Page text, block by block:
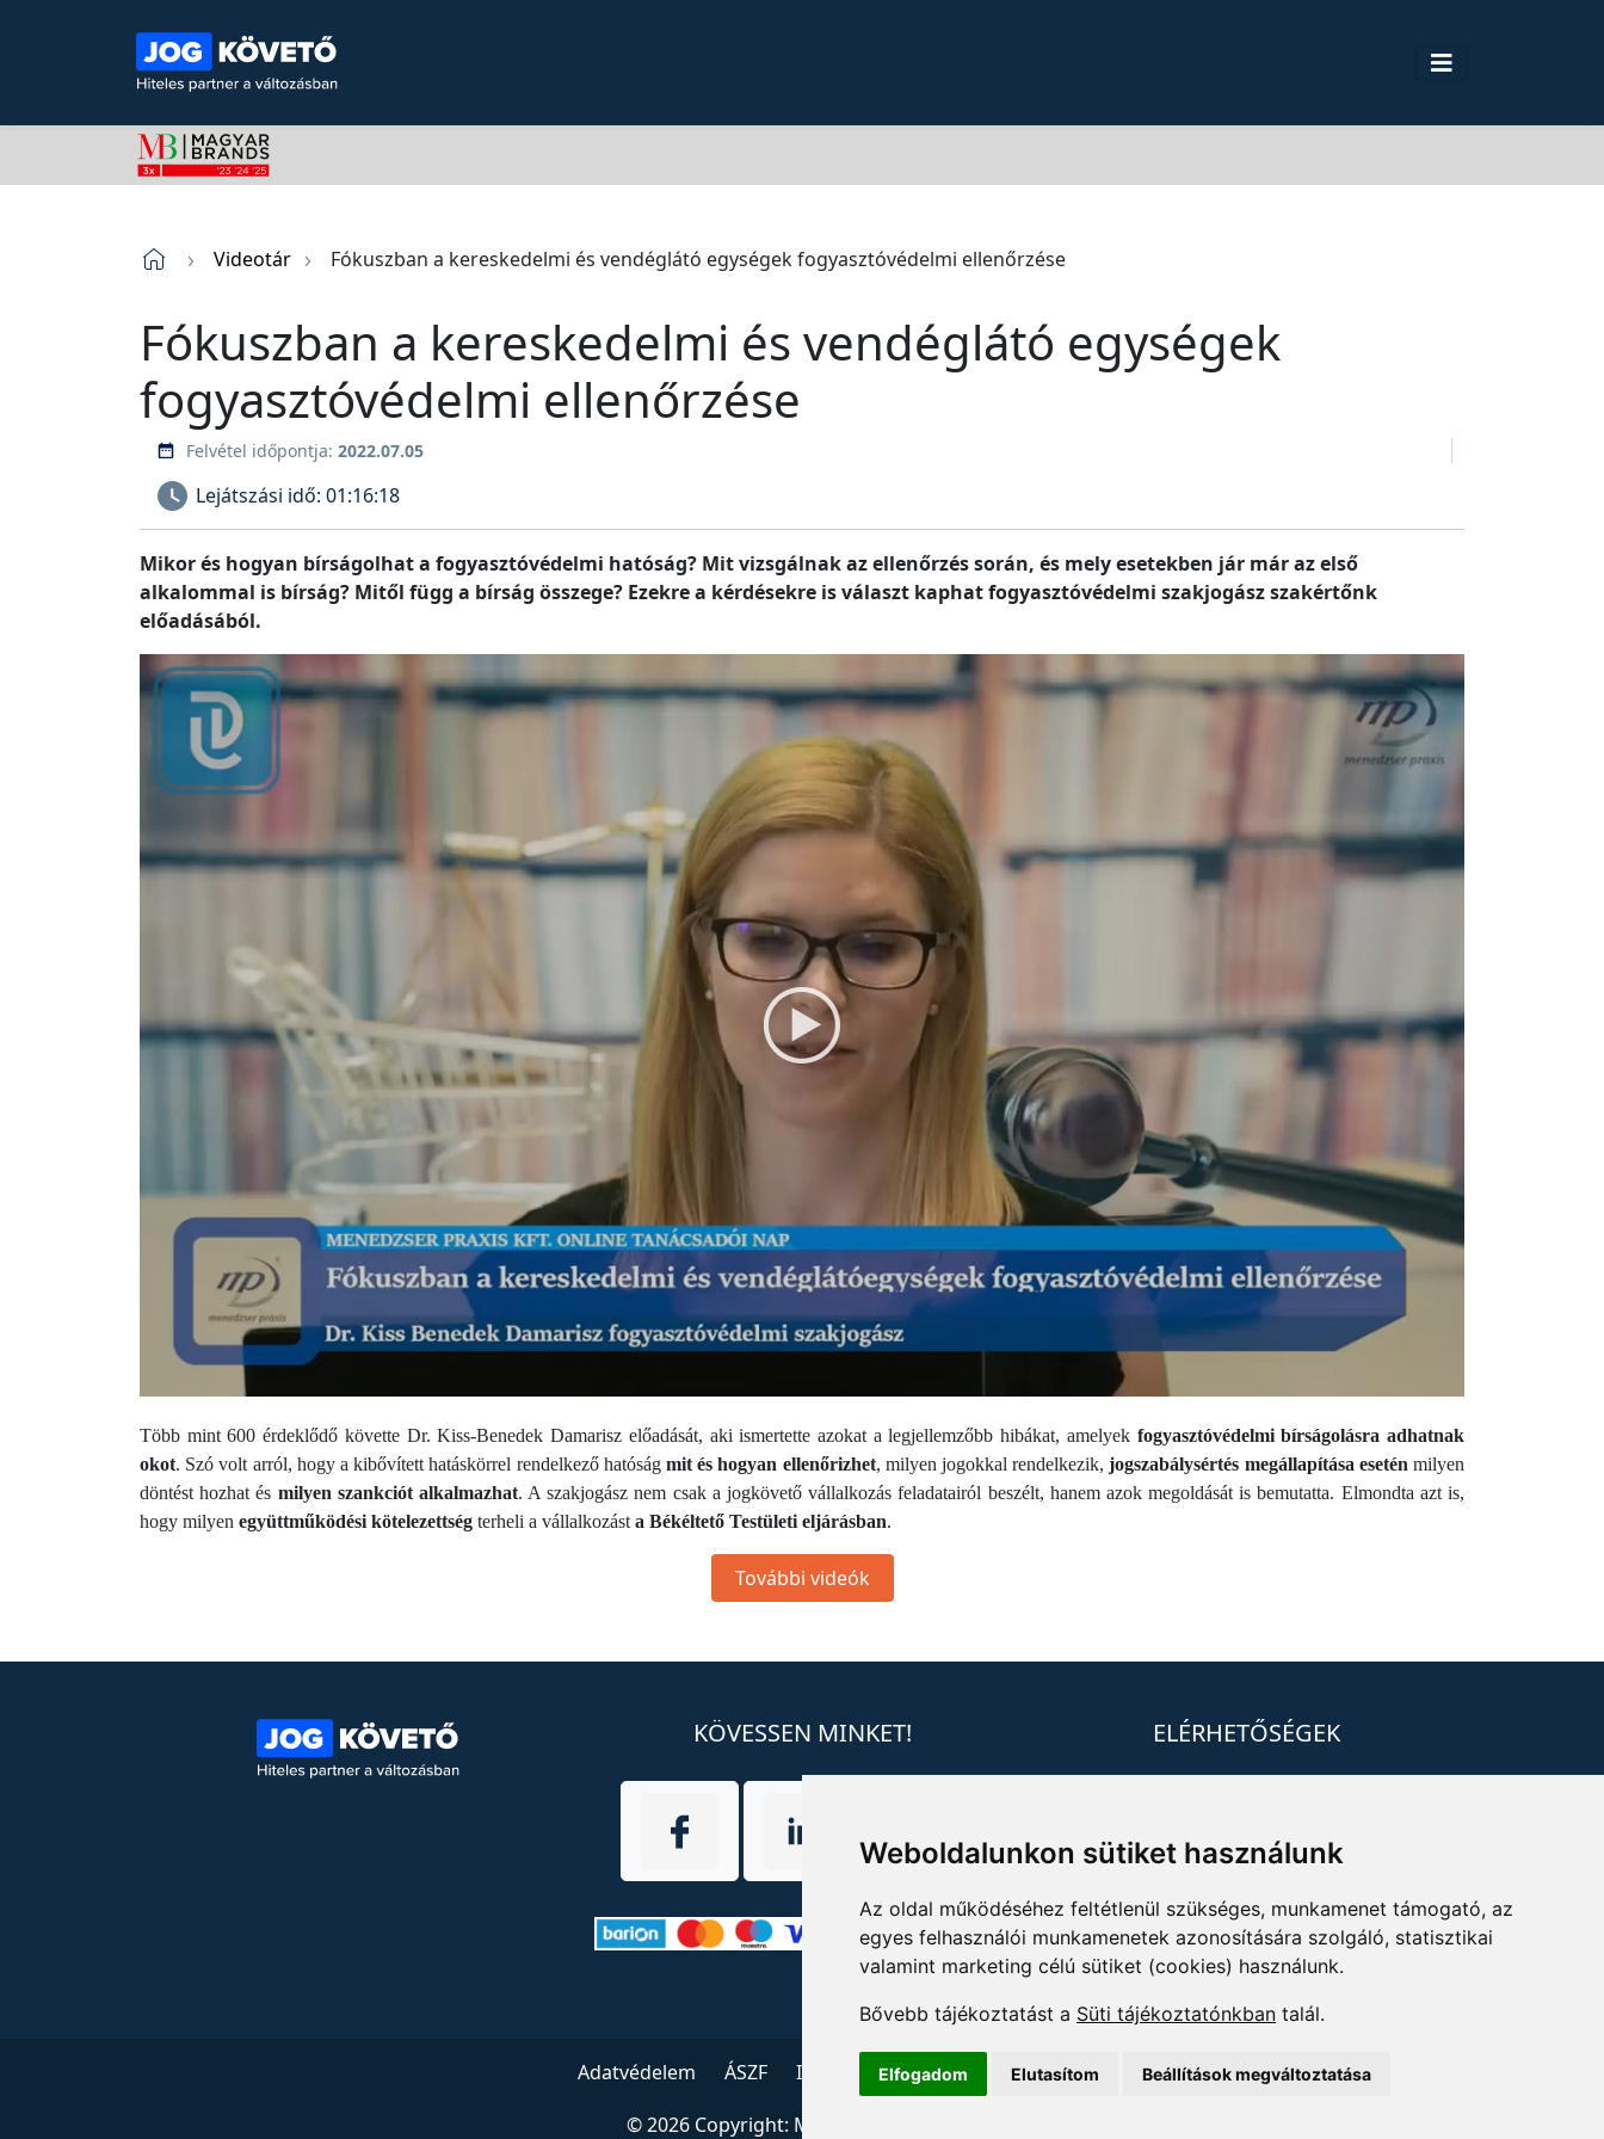
Weboldalunkon sütiket használunk
Az oldal működéséhez feltétlenül szükséges, munkamenet támogató, az
egyes felhasználói munkamenetek azonosítására szolgáló, statisztikai
valamint marketing célú sütiket (cookies) használunk.
Bővebb tájékoztatást a Süti tájékoztatónkban talál.
Elfogadom Elutasítom Beállítások megváltoztatása
Videotár Fókuszban a kereskedelmi és vendéglátó egységek fogyasztóvédelmi ellenőrzése
Fókuszban a kereskedelmi és vendéglátó egységek
fogyasztóvédelmi ellenőrzése
Felvétel időpontja: 2022.07.05
Lejátszási idő: 01:16:18
Mikor és hogyan bírságolhat a fogyasztóvédelmi hatóság? Mit vizsgálnak az ellenőrzés során, és mely esetekben jár már az első
alkalommal is bírság? Mitől függ a bírság összege? Ezekre a kérdésekre is választ kaphat fogyasztóvédelmi szakjogász szakértőnk
előadásából.
Több mint 600 érdeklődő követte Dr. Kiss-Benedek Damarisz előadását, aki ismertette azokat a legjellemzőbb hibákat, amelyek fogyasztóvédelmi bírságolásra adhatnak
okot. Szó volt arról, hogy a kibővített hatáskörrel rendelkező hatóság mit és hogyan ellenőrizhet, milyen jogokkal rendelkezik,jogszabálysértés megállapítása esetén milyen
döntést hozhat és milyen szankciót alkalmazhat. A szakjogász nem csak a jogkövető vállalkozás feladatairól beszélt, hanem azok megoldását is bemutatta. Elmondta azt is,
hogy milyen együttműködési kötelezettség terheli a vállalkozást a Békéltető Testületi eljárásban.
További videók
KÖVESSEN MINKET! ELÉRHETŐSÉGEK
info@mprx.hu
Adatvédelem ÁSZF Impresszum
Kapcsolat
© 2026 Copyright: Menedzserpraxis.hu